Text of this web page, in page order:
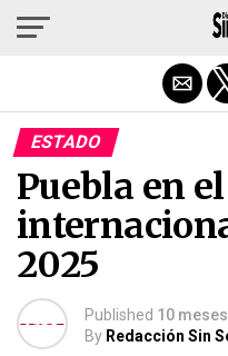
ESTADO
Puebla en
2025
Published 10
By Redacción Sin
Salir de